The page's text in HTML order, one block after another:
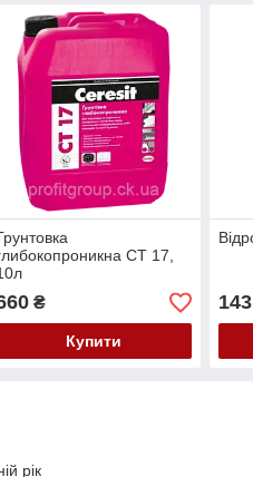
СТ 17,
₴
Купити
143
рік